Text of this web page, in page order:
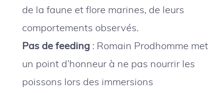
de la faune et flore marines, de leurs
comportements observés.
Pas de feeding : Romain Prodhomme met
un point d’honneur à ne pas nourrir les
poissons lors des immersions